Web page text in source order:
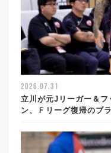
2026.07.31
立川が元Jリーガー＆
ン、Ｆリーグ復帰のブ